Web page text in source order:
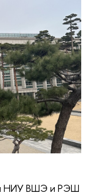
НИУ ВШЭ и РЭШ